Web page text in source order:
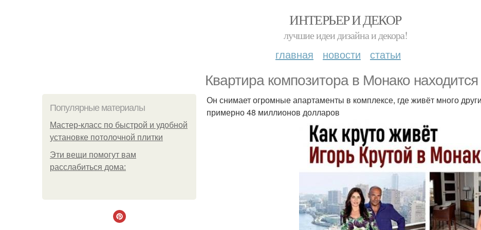
ИНТЕРЬЕР И ДЕКОР
лучшие идеи дизайна и декора!
главная новости статьи
Квартира композитора в Монако
Популярные материалы
Мастер-класс по быстрой и удобной
установке потолочной плитки
Эти вещи помогут вам
расслабиться дома:
Он снимает огромные апартаменты в комплексе, где живёт много
примерно 48 миллионов долларов